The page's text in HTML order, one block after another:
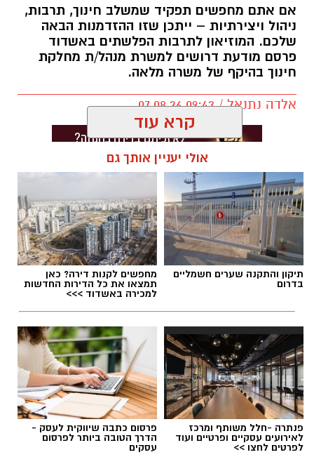
אם אתם מחפשים תפקיד שמשלב חינוך, תרבות,
ניהול ויצירתיות – ייתכן שזו ההזדמנות הבאה
שלכם. המוזיאון לתרבות הפלשתים באשדוד
פרסם מודעת דרושים למשרת מנהל/ת מחלקת
חינוך בהיקף של משרה מלאה.
אלדה נתנאל / 09:43 07.08.26
תגים:דרושים באשדוד
קרא עוד
אולי יעניין אותך גם
תיקון והתקנה שערים חשמליים
בדרום
מחפשים לקנות דירה? כאן
תמצאו את כל הדירות החדשות
למכירה באשדוד >>>
פנתרה -חלל משותף ומרכז
לאירועים עסקיים ופרטיים ועוד
לפרטים לחצו >>
פרסום כתבה שיווקית לעסק -
הדרך הטובה ביותר לפרסום
עסקים